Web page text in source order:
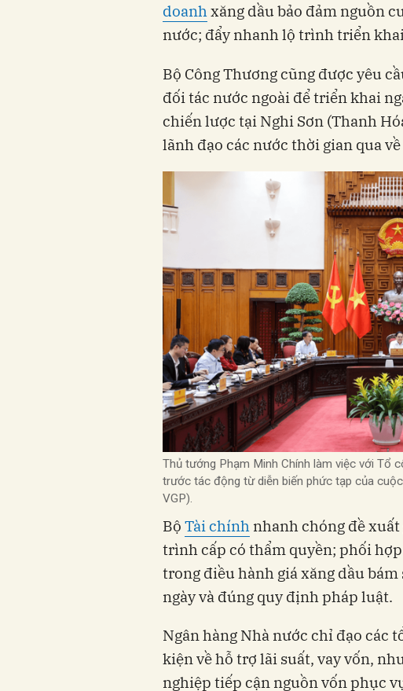
doanh xăng dầu bảo đảm nguồn
nước; đẩy nhanh lộ trình triển
Bộ Công Thương cũng được yêu
đối tác nước ngoài để triển khai
chiến lược tại Nghi Sơn (Thanh
lãnh đạo các nước thời gian qua
Thủ tướng Phạm Minh Chính làm việc với Tổ
trước tác động từ diễn biến phức tạp của
VGP).
Bộ Tài chính nhanh chóng đề
trình cấp có thẩm quyền; phối
trong điều hành giá xăng dầu
ngày và đúng quy định pháp luật.
Ngân hàng Nhà nước chỉ đạo các
kiện về hỗ trợ lãi suất, vay vốn,
nghiệp tiếp cận nguồn vốn phục